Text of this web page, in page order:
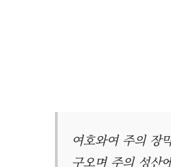
여호와여 주의 장
구오며 주의 성산